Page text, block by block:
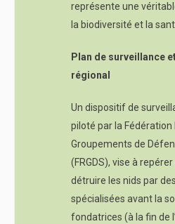
représente une
la biodiversité et la
Plan de surveillance
régional
Un dispositif de
piloté par la Fédération
Groupements de
(FRGDS), vise à
détruire les nids par
spécialisées avant la
fondatrices (à la fin de